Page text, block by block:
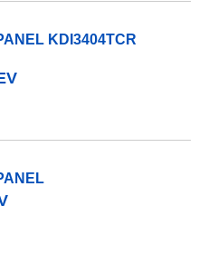
KDI3404TCR